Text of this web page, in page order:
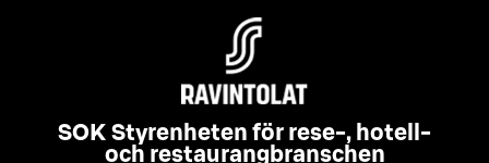
SOK Styrenheten för rese-, hotell-
och restaurangbranschen